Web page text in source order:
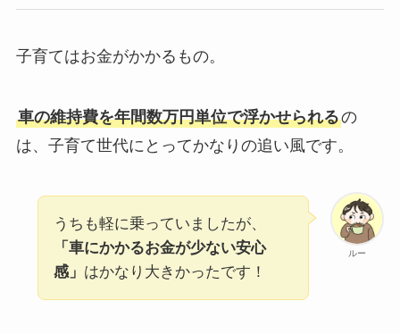
子育てはお金がかかるもの。
車の維持費を年間数万円単位で浮かせられるの
は、子育て世代にとってかなりの追い風です。
ルー
うちも軽に乗っていましたが、
「車にかかるお金が少ない安心
感」 はかなり大きかったです！